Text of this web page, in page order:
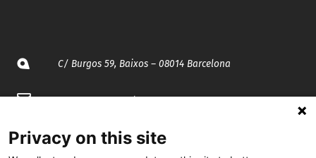
C/ Burgos 59, Baixos – 08014 Barcelona
spccc@spcgtcatalunya.cat
935 120 481
Privacy on this site